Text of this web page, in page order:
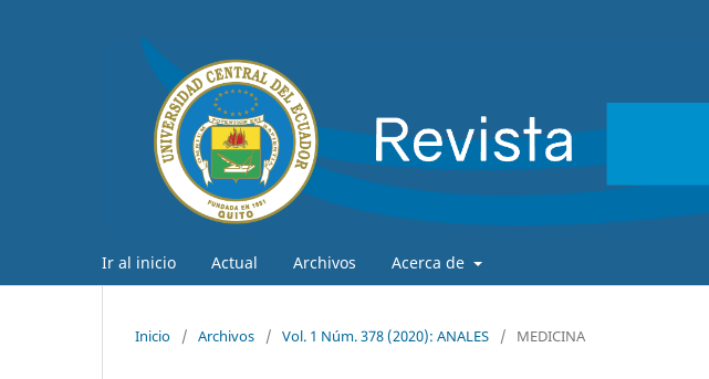
Ir al inicio Actual Archivos Acerca de
Inicio / Archivos / Vol. 1 Núm. 378 (2020): ANALES / MEDICINA